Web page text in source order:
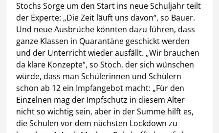
Stochs Sorge um den Start ins neue Schuljahr teilt
der Experte: „Die Zeit läuft uns davon“, so Bauer.
Und neue Ausbrüche könnten dazu führen, dass
ganze Klassen in Quarantäne geschickt werden
und der Unterricht wieder ausfällt. „Wir brauchen
da klare Konzepte“, so Stoch, der sich wünschen
würde, dass man Schülerinnen und Schülern
schon ab 12 ein Impfangebot macht: „Für den
Einzelnen mag der Impfschutz in diesem Alter
nicht so wichtig sein, aber in der Summe hilft es,
die Schulen vor dem nächsten Lockdown zu